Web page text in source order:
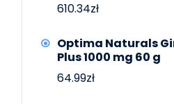
610.34zł
Optima Naturals
Plus 1000 mg 60 g
64.99zł